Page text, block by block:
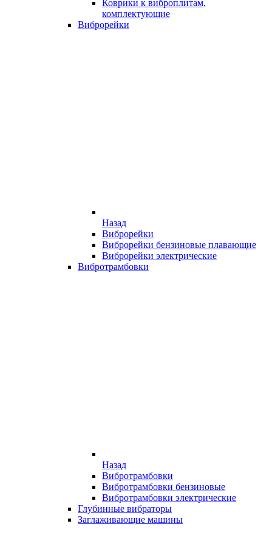
Коврики к виброплитам,
комплектующие
Виброрейки
Назад
Виброрейки
Виброрейки бензиновые плавающие
Виброрейки электрические
Вибротрамбовки
Назад
Вибротрамбовки
Вибротрамбовки бензиновые
Вибротрамбовки электрические
Глубинные вибраторы
Заглаживающие машины